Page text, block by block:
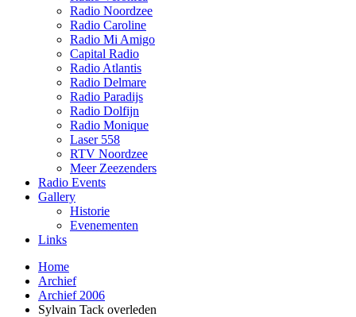
Radio Noordzee
Radio Caroline
Radio Mi Amigo
Capital Radio
Radio Atlantis
Radio Delmare
Radio Paradijs
Radio Dolfijn
Radio Monique
Laser 558
RTV Noordzee
Meer Zeezenders
Radio Events
Gallery
Historie
Evenementen
Links
Home
Archief
Archief 2006
Sylvain Tack overleden